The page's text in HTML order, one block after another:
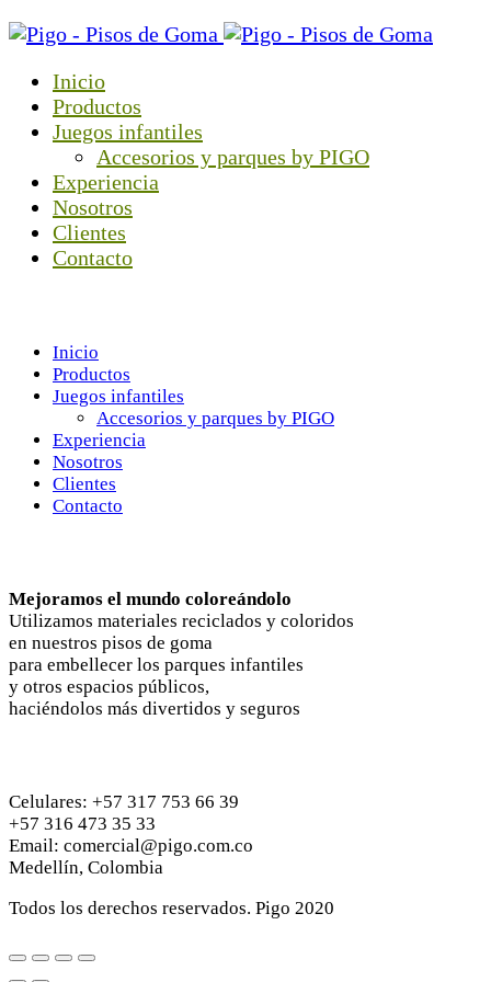
Inicio
Productos
Juegos infantiles
Accesorios y parques by PIGO
Experiencia
Nosotros
Clientes
Contacto
Inicio
Productos
Juegos infantiles
Accesorios y parques by PIGO
Experiencia
Nosotros
Clientes
Contacto
Mejoramos el mundo coloreándolo
Utilizamos materiales reciclados y coloridos
en nuestros pisos de goma
para embellecer los parques infantiles
y otros espacios públicos,
haciéndolos más divertidos y seguros
Celulares: +57 317 753 66 39
+57 316 473 35 33
Email: comercial@pigo.com.co
Medellín, Colombia
Todos los derechos reservados. Pigo 2020